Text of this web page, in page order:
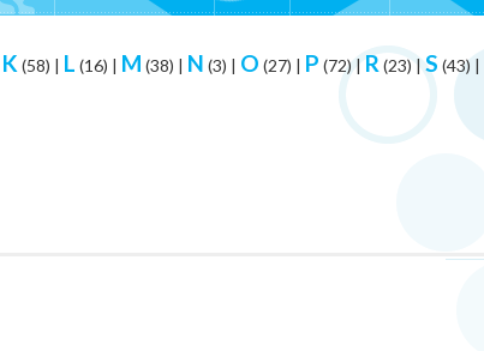
K (58) | L (16) | M (38) | N (3) | O (27) | P (72) | R (23) | S (43) |